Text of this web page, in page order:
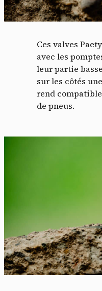
Ces valves
avec les
leur partie
sur les côtés
rend
de pneus.